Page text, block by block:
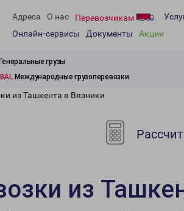
Адреса О нас Перевозчикам
Онлайн-сервисы
Документы Акции
грузы
Международные грузоперевозки
из Ташкента в Вязники
из